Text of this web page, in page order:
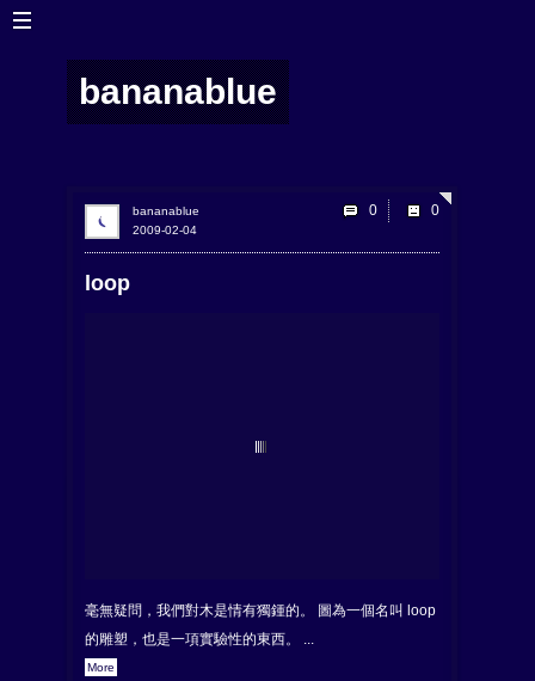
bananablue
loop
毫無疑問，我們對木是情有獨鍾的。 圖為一個名叫 loop
的雕塑，也是一項實驗性的東西。 ...
More
2009-02-04
bananablue 0